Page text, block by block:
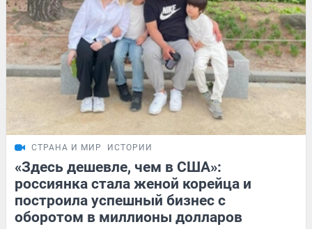
СТРАНА И МИР ИСТОРИИ
«Здесь дешевле, чем в США»:
россиянка стала женой корейца и
построила успешный бизнес с
оборотом в миллионы долларов